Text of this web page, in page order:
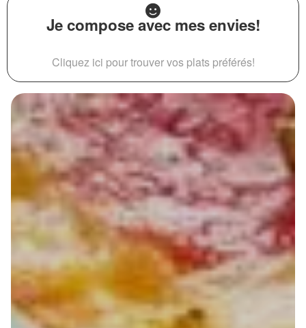
Je compose avec mes envies!
Cliquez ici pour trouver vos plats préférés!